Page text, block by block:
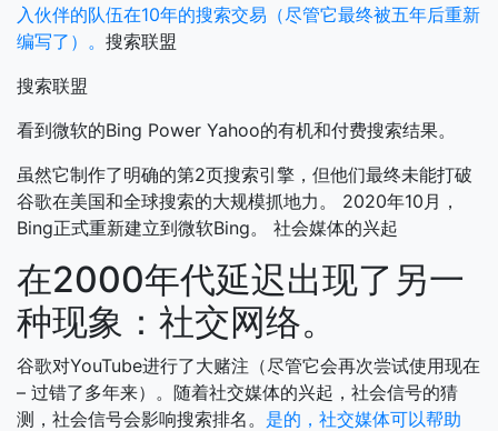
入伙伴的队伍在10年的搜索交易（尽管它最终被五年后重新
编写了）。 搜索联盟
搜索联盟
看到微软的Bing Power Yahoo的有机和付费搜索结果。
虽然它制作了明确的第2页搜索引擎，但他们最终未能打破
谷歌在美国和全球搜索的大规模抓地力。 2020年10月，
Bing正式重新建立到微软Bing。
社会媒体的兴起
在2000年代延迟出现了另一
种现象：社交网络。
谷歌对YouTube进行了大赌注（尽管它会再次尝试使用现在
– 过错了多年来）。随着社交媒体的兴起，社会信号的猜
测，社会信号会影响搜索排名。 是的，社交媒体可以帮助